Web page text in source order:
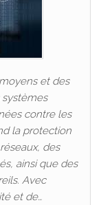
et des
contre les
la protection
des
ainsi que des
Avec
et de…